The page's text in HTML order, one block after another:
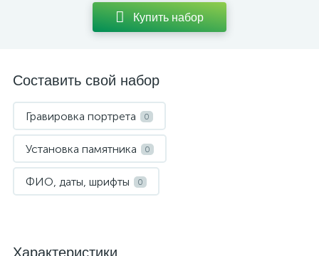
Купить набор
Составить свой набор
Гравировка портрета 0
Установка памятника 0
ФИО, даты, шрифты 0
Характеристики